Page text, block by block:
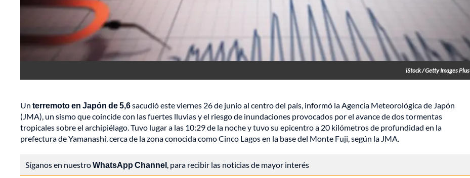
iStock / Getty Images Plus
Un terremoto en Japón de 5,6sacudió este viernes 26 de junio al centro del país, informó la Agencia Meteorológica de Japón
(JMA), un sismo que coincide con las fuertes lluvias y el riesgo de inundaciones provocados por el avance de dos tormentas
tropicales sobre el archipiélago. Tuvo lugar a las 10:29 de la noche y tuvo su epicentro a 20 kilómetros de profundidad en la
prefectura de Yamanashi, cerca de la zona conocida como Cinco Lagos en la base del Monte Fuji, según la JMA.
Síganos en nuestroWhatsApp Channel, para recibir las noticias de mayor interés